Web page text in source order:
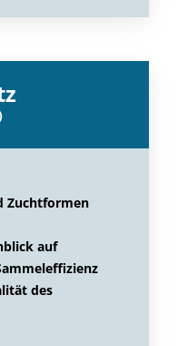
Zuchtformen
auf
des